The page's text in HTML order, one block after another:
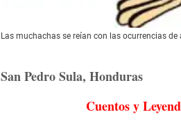
Las muchachas se reían con las ocurrencias de
San Pedro Sula, Honduras
Cuentos y